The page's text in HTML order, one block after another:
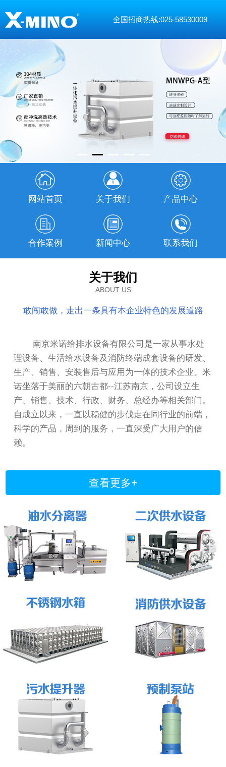
全国招商热线:025-58530009
网站首页 关于我们 产品中心
合作案例 新闻中心 联系我们
关于我们
ABOUT US
敢闯敢做，走出一条具有本企业特色的发展道路
南京米诺给排水设备有限公司是一家从事水处
理设备、生活给水设备及消防终端成套设备的研发、
生产、销售、安装售后与应用为一体的技术企业。米
诺坐落于美丽的六朝古都--江苏南京，公司设立生
产、销售、技术、行政、财务、总经办等相关部门。
自成立以来，一直以稳健的步伐走在同行业的前端，
科学的产品，周到的服务，一直深受广大用户的信
赖。
查看更多+